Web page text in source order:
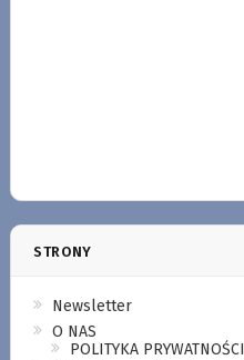
STRONY
Newsletter
O NAS
POLITYKA PRYWATNOŚCI